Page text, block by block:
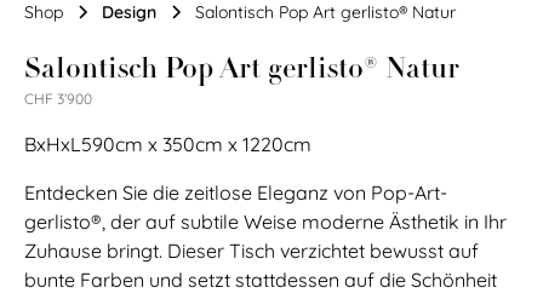
Shop Design Salontisch Pop Art gerlisto® Natur
Salontisch Pop Art gerlisto® Natur
CHF 3’900
BxHxL 590cm x 350cm x 1220cm
Entdecken Sie die zeitlose Eleganz von Pop-Art-
gerlisto®, der auf subtile Weise moderne Ästhetik in Ihr
Zuhause bringt. Dieser Tisch verzichtet bewusst auf
bunte Farben und setzt stattdessen auf die Schönheit